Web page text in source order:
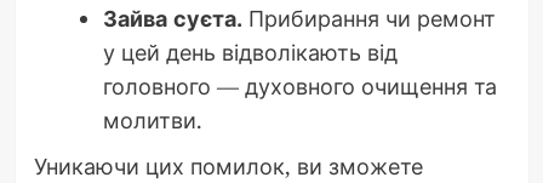
Зайва суєта. Прибирання чи ремонт
у цей день відволікають від
головного — духовного очищення та
молитви.
Уникаючи цих помилок, ви зможете